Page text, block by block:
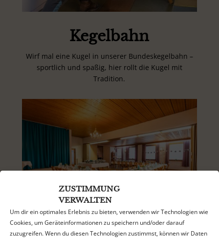
ZUSTIMMUNG
VERWALTEN
Um dir ein optimales Erlebnis zu bieten, verwenden wir Technologien wie
Cookies, um Geräteinformationen zu speichern und/oder darauf
zuzugreifen. Wenn du diesen Technologien zustimmst, können wir Daten
Kegelbahn
Wirf mal eine Kugel in unserer Bundeskegelbahn –
sportlich und spaßig, hier rollt die Kugel mit
Tradition.